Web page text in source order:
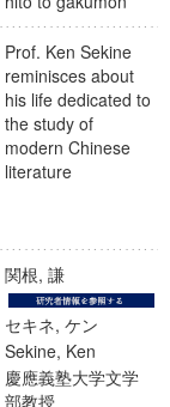
Prof. Ken Sekine
reminisces about
his life dedicated to
the study of
modern Chinese
literature
関根, 謙
セキネ, ケン
Sekine, Ken
慶應義塾大学文学
部教授